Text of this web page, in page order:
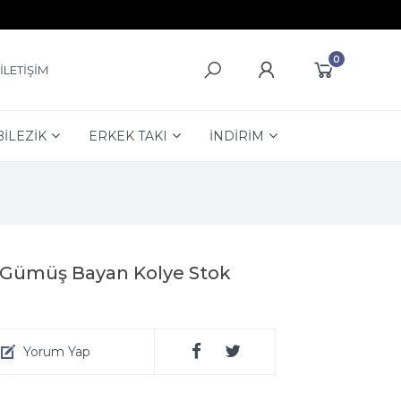
İLETİŞİM
0
ERKEK TAKI İNDİRİM
Bayan Kolye Stok
Yorum Yap